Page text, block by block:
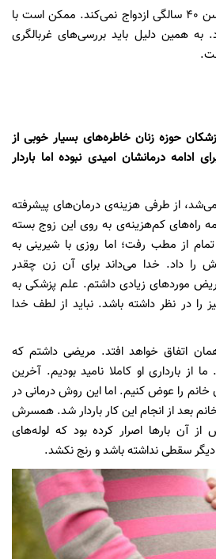
خیر. در واقع خانمی که تا سن 40 سالگی ازدواج نمی‌کند. ممکن است با
همین دلیل باید بررسی‌های غربالگری
حوزه زنان خاطره‌های بسیار خوبی از
ادامه درمانشان امیدی نبوده اما باردار
از طرفی هزینه‌ی درمان‌های پیشرفته
راه‌های کم‌هزینه‌ی به روی این زوج بسته
از مطب رفت؛ اما روزی با شیرینی به
را داد. خدا می‌داند برای آن زن چقدر
موردهای زیادی داشتم. علم پزشکی به
را در نظر داشته باشد. نباید از لطف خدا
اتفاق خواهد افتد. مریضی داشتم که
بارداری او کاملا نامید بودیم. آخرین
را عوض کنیم. اما این روش درمانی در
بعد از انجام این کار باردار شد. همسرش
از آن بارها اصرار کرده بود که لوله‌های
سقطی نداشته باشد و رنج نکشد.